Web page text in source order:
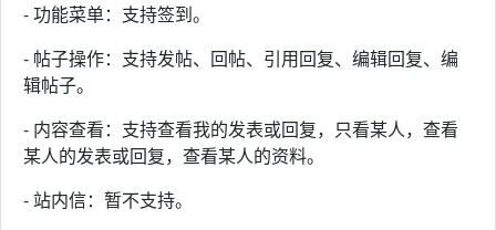
- 功能菜单：支持签到。
- 帖子操作：支持发帖、回帖、引用回复、编辑回复、编
辑帖子。
- 内容查看：支持查看我的发表或回复，只看某人，查看
某人的发表或回复，查看某人的资料。
- 站内信：暂不支持。